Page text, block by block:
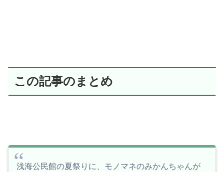
この記事のまとめ
浅海公民館の夏祭りに、モノマネのみかんちゃんが